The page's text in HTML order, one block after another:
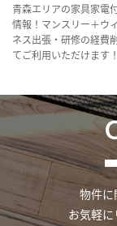
青森エリアの家具家電
情報！マンスリー＋ウ
ネス出張・研修の経費
てご利用いただけます
物件に
お気軽に